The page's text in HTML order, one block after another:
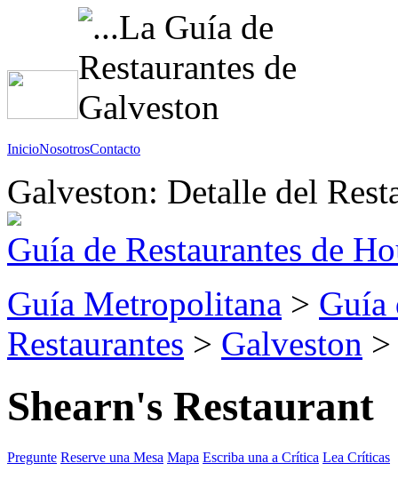
InicioNosotrosContacto
Galveston: Detalle del
Guía de Restaurantes de
Guía Metropolitana > Guía
Restaurantes > Galveston
Shearn's Restaurant
Pregunte Reserve una Mesa Mapa Escriba una a Crítica Lea Críticas